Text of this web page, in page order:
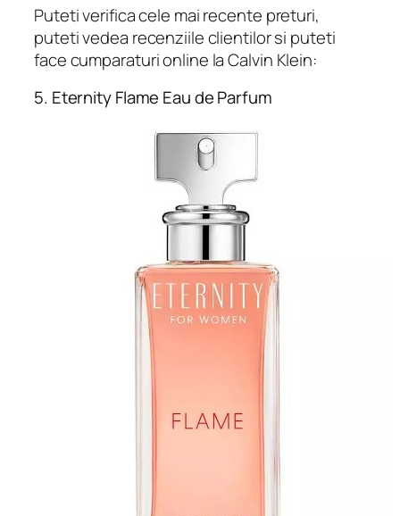
Puteti verifica cele mai recente preturi,
puteti vedea recenziile clientilor si puteti
face cumparaturi online la Calvin Klein:
5. Eternity Flame Eau de Parfum